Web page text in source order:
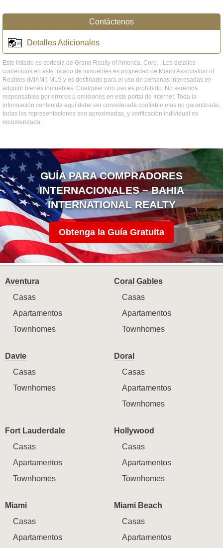
Contáctenos
Detalles Adicionales
Este listado es cortesía de Grand Realty of America, Corp. . Los detalles
contenidos en este listado de inmuebles es propiedad de Miami Association of
Realtors (MIAMI) MLS y es destinado para el uso de personas interesadas en
adquirir bienes inmuebles. Cualquier otro uso es prohibido. No seremos
responsables por errores u omisiones en este portal de internet. Toda la
información contenida aquí debe ser considerada confiable mas no garantizada,
todas las representaciones son aproximadas, y verificación individual es
recomendada.
GUÍA PARA COMPRADORES
INTERNACIONALES – BAHIA
INTERNATIONAL REALTY
Obtenga la Guía Gratuita
Aventura
Casas
Apartamentos
Townhomes
Coral Gables
Casas
Apartamentos
Townhomes
Davie
Casas
Townhomes
Doral
Casas
Apartamentos
Townhomes
Fort Lauderdale
Casas
Apartamentos
Townhomes
Hollywood
Casas
Apartamentos
Townhomes
Miami
Casas
Apartamentos
Miami Beach
Casas
Apartamentos